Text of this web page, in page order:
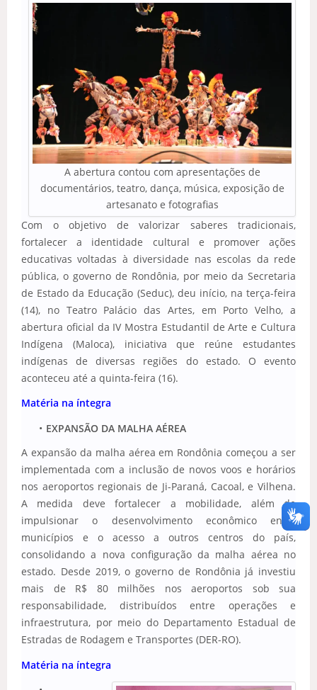
A abertura contou com apresentações de
documentários, teatro, dança, música, exposição de
artesanato e fotografias
Com o objetivo de valorizar saberes tradicionais,
fortalecer a identidade cultural e promover ações
educativas voltadas à diversidade nas escolas da rede
pública, o governo de Rondônia, por meio da Secretaria
de Estado da Educação (Seduc), deu início, na terça-feira
(14), no Teatro Palácio das Artes, em Porto Velho, a
abertura oficial da IV Mostra Estudantil de Arte e Cultura
Indígena (Maloca), iniciativa que reúne estudantes
indígenas de diversas regiões do estado. O evento
aconteceu até a quinta-feira (16).
Matéria na íntegra
EXPANSÃO DA MALHA AÉREA
A expansão da malha aérea em Rondônia começou a ser
implementada com a inclusão de novos voos e horários
nos aeroportos regionais de Ji-Paraná, Cacoal, e Vilhena.
A medida deve fortalecer a mobilidade, além de
impulsionar o desenvolvimento econômico entre
municípios e o acesso a outros centros do país,
consolidando a nova configuração da malha aérea no
estado. Desde 2019, o governo de Rondônia já investiu
mais de R$ 80 milhões nos aeroportos sob sua
responsabilidade, distribuídos entre operações e
infraestrutura, por meio do Departamento Estadual de
Estradas de Rodagem e Transportes (DER-RO).
Matéria na íntegra